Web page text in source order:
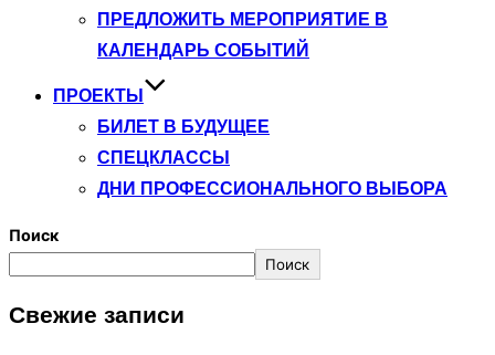
ПРЕДЛОЖИТЬ МЕРОПРИЯТИЕ В
КАЛЕНДАРЬ СОБЫТИЙ
ПРОЕКТЫ
БИЛЕТ В БУДУЩЕЕ
СПЕЦКЛАССЫ
ДНИ ПРОФЕССИОНАЛЬНОГО ВЫБОРА
Поиск
Поиск
Свежие записи